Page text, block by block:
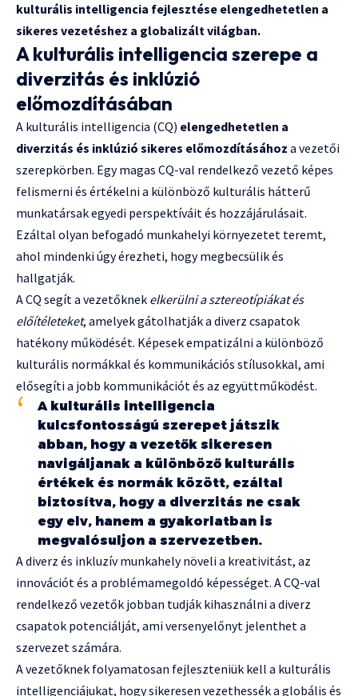
kulturális intelligencia fejlesztése elengedhetetlen a
sikeres vezetéshez a globalizált világban.
A kulturális intelligencia szerepe a
diverzitás és inklúzió
előmozdításában
A kulturális intelligencia (CQ) elengedhetetlen a
diverzitás és inklúzió sikeres előmozdításához a vezetői
szerepkörben. Egy magas CQ-val rendelkező vezető képes
felismerni és értékelni a különböző kulturális hátterű
munkatársak egyedi perspektíváit és hozzájárulásait.
Ezáltal olyan befogadó munkahelyi környezetet teremt,
ahol mindenki úgy érezheti, hogy megbecsülik és
hallgatják.
A CQ segít a vezetőknek elkerülni a sztereotípiákat és
előítéleteket, amelyek gátolhatják a diverz csapatok
hatékony működését. Képesek empatizálni a különböző
kulturális normákkal és kommunikációs stílusokkal, ami
elősegíti a jobb kommunikációt és az együttműködést.
A kulturális intelligencia
kulcsfontosságú szerepet játszik
abban, hogy a vezetők sikeresen
navigáljanak a különböző kulturális
értékek és normák között, ezáltal
biztosítva, hogy a diverzitás ne csak
egy elv, hanem a gyakorlatban is
megvalósuljon a szervezetben.
A diverz és inkluzív munkahely növeli a kreativitást, az
innovációt és a problémamegoldó képességet. A CQ-val
rendelkező vezetők jobban tudják kihasználni a diverz
csapatok potenciálját, ami versenyelőnyt jelenthet a
szervezet számára.
A vezetőknek folyamatosan fejleszteniük kell a kulturális
intelligenciájukat, hogy sikeresen vezethessék a globális és